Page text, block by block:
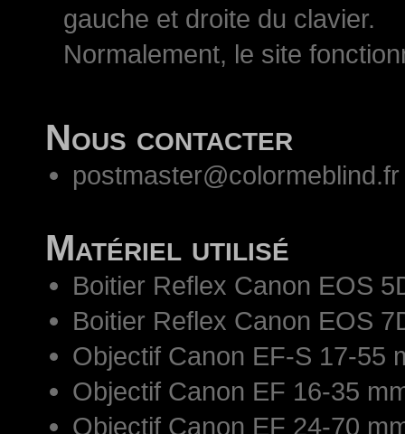
gauche et droite du clavier.
Normalement, le site
Nous contacter
postmaster@colormeblind.fr
Matériel utilisé
Boitier Reflex Canon EOS
Boitier Reflex Canon EOS
Objectif Canon EF-S 17-55
Objectif Canon EF 16-35
Objectif Canon EF 24-70